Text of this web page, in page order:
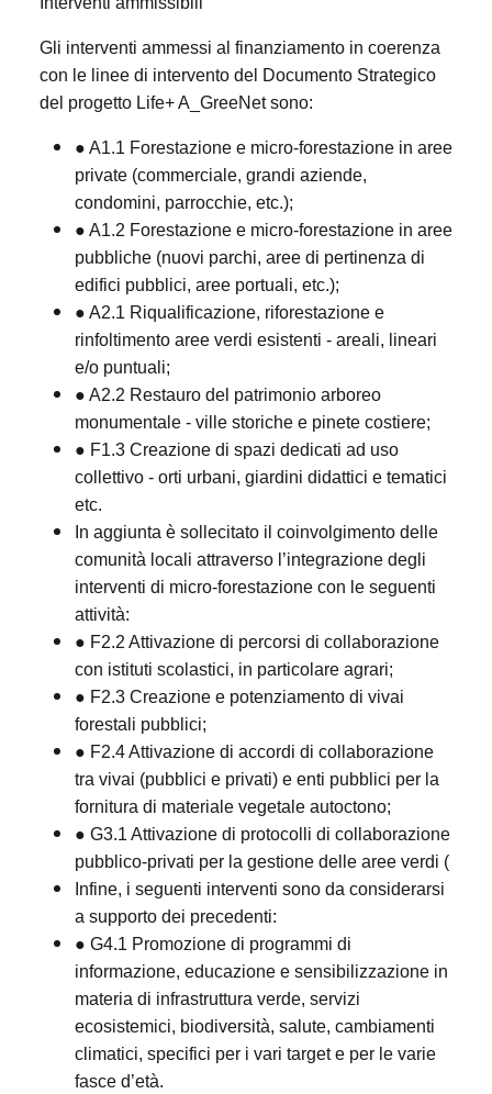
Gli interventi ammessi al finanziamento in coerenza
con le linee di intervento del Documento Strategico
del progetto Life+ A_GreeNet sono:
● A1.1 Forestazione e micro-forestazione in aree
private (commerciale, grandi aziende,
condomini, parrocchie, etc.);
● A1.2 Forestazione e micro-forestazione in aree
pubbliche (nuovi parchi, aree di pertinenza di
edifici pubblici, aree portuali, etc.);
● A2.1 Riqualificazione, riforestazione e
rinfoltimento aree verdi esistenti - areali, lineari
e/o puntuali;
● A2.2 Restauro del patrimonio arboreo
monumentale - ville storiche e pinete costiere;
● F1.3 Creazione di spazi dedicati ad uso
collettivo - orti urbani, giardini didattici e tematici
etc.
In aggiunta è sollecitato il coinvolgimento delle
comunità locali attraverso l’integrazione degli
interventi di micro-forestazione con le seguenti
attività:
● F2.2 Attivazione di percorsi di collaborazione
con istituti scolastici, in particolare agrari;
● F2.3 Creazione e potenziamento di vivai
forestali pubblici;
● F2.4 Attivazione di accordi di collaborazione
tra vivai (pubblici e privati) e enti pubblici per la
fornitura di materiale vegetale autoctono;
● G3.1 Attivazione di protocolli di collaborazione
pubblico-privati per la gestione delle aree verdi (
Infine, i seguenti interventi sono da considerarsi
a supporto dei precedenti:
● G4.1 Promozione di programmi di
informazione, educazione e sensibilizzazione in
materia di infrastruttura verde, servizi
ecosistemici, biodiversità, salute, cambiamenti
climatici, specifici per i vari target e per le varie
fasce d’età.